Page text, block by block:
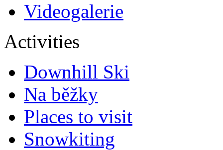
Videogalerie
Activities
Downhill Ski
Na běžky
Places to visit
Snowkiting